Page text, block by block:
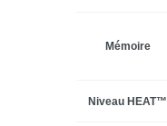
Mémoire
Niveau HEAT™